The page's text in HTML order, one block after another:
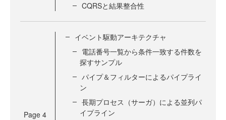
CQRSと結果整合性
Page 4
イベント駆動アーキテクチャ
電話番号一覧から条件一致する件数を
探すサンプル
パイプ＆フィルターによるパイプライ
ン
長期プロセス（サーガ）による並列パ
イプライン